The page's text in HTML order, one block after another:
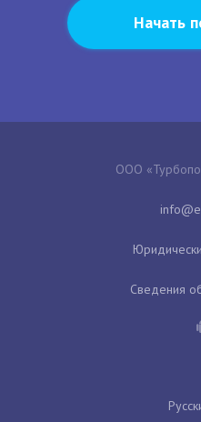
Начать
ООО
Сведения